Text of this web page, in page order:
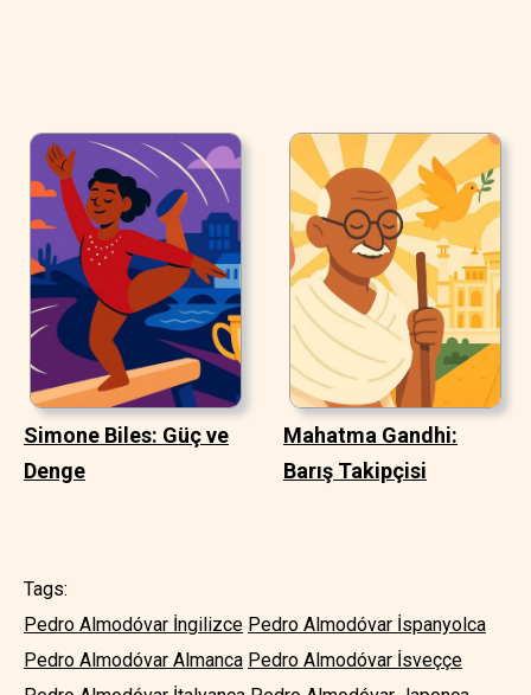
Simone Biles: Güç ve
Denge
Mahatma Gandhi:
Barış Takipçisi
Tags:
Pedro Almodóvar İngilizce Pedro Almodóvar İspanyolca
Pedro Almodóvar Almanca Pedro Almodóvar İsveççe